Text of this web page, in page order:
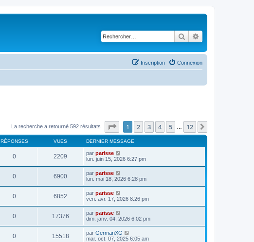
Rechercher
Connexion
Inscription
La recherche a retourné 592 résultats Page sur12
1 2 3 4 5 12
RÉPONSES VUES DERNIER MESSAGE
0 2209 par parisse
lun. juin 15, 2026 6:27 pm
0 6900 par parisse
lun. mai 18, 2026 6:28 pm
0 6852 par parisse
ven. avr. 17, 2026 8:26 pm
0 17376 par parisse
dim. janv. 04, 2026 6:02 pm
0 15518 par GermanXG
mar. oct. 07, 2025 6:05 am